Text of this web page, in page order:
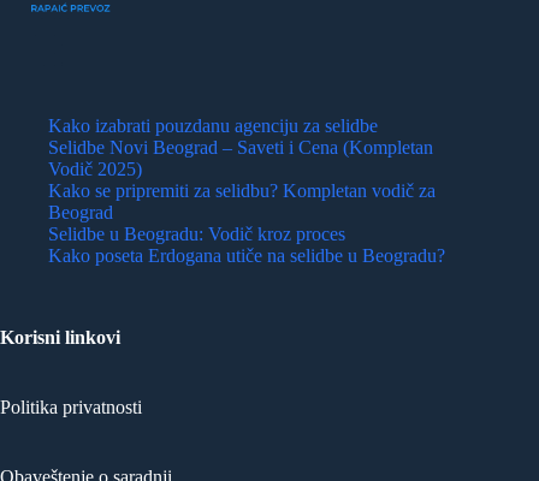
Kako izabrati pouzdanu agenciju za selidbe
Selidbe Novi Beograd – Saveti i Cena (Kompletan
Vodič 2025)
Kako se pripremiti za selidbu? Kompletan vodič za
Beograd
Selidbe u Beogradu: Vodič kroz proces
Kako poseta Erdogana utiče na selidbe u Beogradu?
Korisni linkovi
Politika privatnosti
Obaveštenje o saradnji